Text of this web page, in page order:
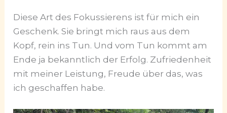
Diese Art des Fokussierens ist für mich ein
Geschenk. Sie bringt mich raus aus dem
Kopf, rein ins Tun. Und vom Tun kommt am
Ende ja bekanntlich der Erfolg. Zufriedenheit
mit meiner Leistung, Freude über das, was
ich geschaffen habe.